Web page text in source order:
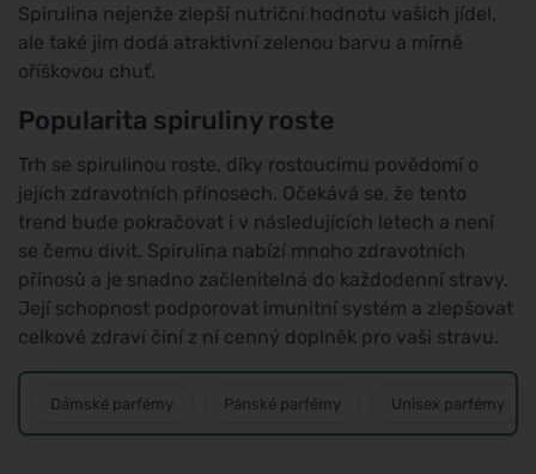
Spirulina nejenže zlepší nutriční hodnotu vašich jídel,
ale také jim dodá atraktivní zelenou barvu a mírně
oříškovou chuť.
Popularita spiruliny roste
Trh se spirulinou roste, díky rostoucímu povědomí o
jejích zdravotních přínosech. Očekává se, že tento
trend bude pokračovat i v následujících letech a není
se čemu divit. Spirulina nabízí mnoho zdravotních
přínosů a je snadno začlenitelná do každodenní stravy.
Její schopnost podporovat imunitní systém a zlepšovat
celkové zdraví činí z ní cenný doplněk pro vaši stravu.
Dámské parfémy Pánské parfémy Unisex parfémy